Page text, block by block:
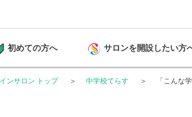
初めての方へ サロンを開設したい方
ンサロン トップ 中学校てらす 「こんな